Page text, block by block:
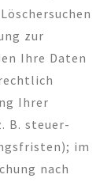
zur
Ihre Daten
Ihrer
B. steuer-
im
nach